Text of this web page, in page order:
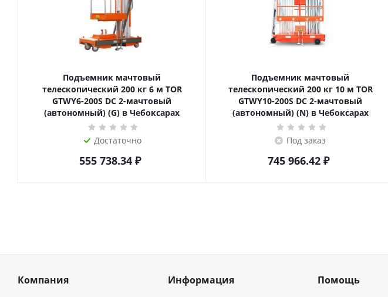
Подъемник мачтовый
телескопический 200 кг 6 м TOR
GTWY6-200S DC 2-мачтовый
(автономный) (G) в Чебоксарах
Достаточно
555 738.34₽
Подъемник мачтовый
телескопический 200 кг 10 м TOR
GTWY10-200S DC 2-мачтовый
(автономный) (N) в Чебоксарах
Под заказ
745 966.42₽
Компания Информация Помощь